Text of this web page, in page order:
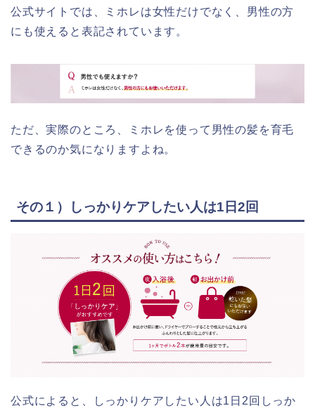
公式サイトでは、ミホレは女性だけでなく、男性の方
にも使えると表記されています。
ただ、実際のところ、ミホレを使って男性の髪を育毛
できるのか気になりますよね。
その１）しっかりケアしたい人は1日2回
公式によると、しっかりケアしたい人は1日2回しっか